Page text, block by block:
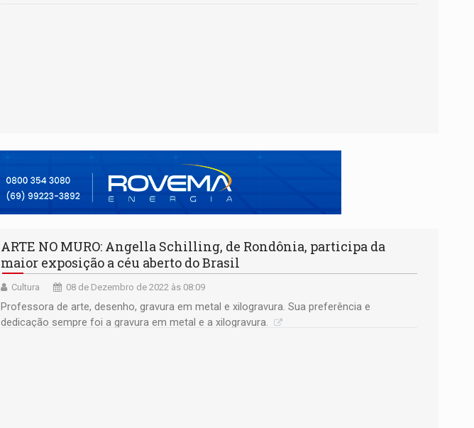
ARTE NO MURO: Angella Schilling, de Rondônia, participa da
maior exposição a céu aberto do Brasil
Cultura 08 de Dezembro de 2022 às 08:09
Professora de arte, desenho, gravura em metal e xilogravura. Sua preferência e
dedicação sempre foi a gravura em metal e a xilogravura.